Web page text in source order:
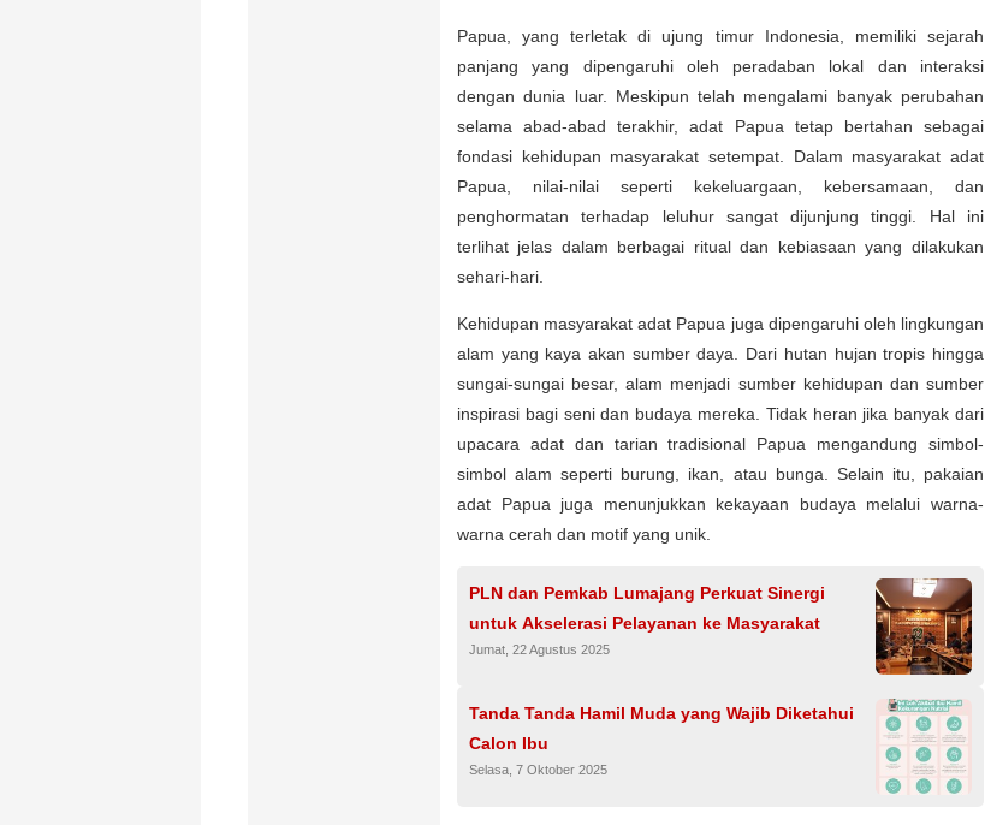
Papua, yang terletak di ujung timur Indonesia, memiliki sejarah
panjang yang dipengaruhi oleh peradaban lokal dan interaksi
dengan dunia luar. Meskipun telah mengalami banyak perubahan
selama abad-abad terakhir, adat Papua tetap bertahan sebagai
fondasi kehidupan masyarakat setempat. Dalam masyarakat adat
Papua, nilai-nilai seperti kekeluargaan, kebersamaan, dan
penghormatan terhadap leluhur sangat dijunjung tinggi. Hal ini
terlihat jelas dalam berbagai ritual dan kebiasaan yang dilakukan
sehari-hari.
Kehidupan masyarakat adat Papua juga dipengaruhi oleh lingkungan
alam yang kaya akan sumber daya. Dari hutan hujan tropis hingga
sungai-sungai besar, alam menjadi sumber kehidupan dan sumber
inspirasi bagi seni dan budaya mereka. Tidak heran jika banyak dari
upacara adat dan tarian tradisional Papua mengandung simbol-
simbol alam seperti burung, ikan, atau bunga. Selain itu, pakaian
adat Papua juga menunjukkan kekayaan budaya melalui warna-
warna cerah dan motif yang unik.
PLN dan Pemkab Lumajang Perkuat Sinergi
untuk Akselerasi Pelayanan ke Masyarakat
Jumat, 22 Agustus 2025
Tanda Tanda Hamil Muda yang Wajib Diketahui
Calon Ibu
Selasa, 7 Oktober 2025